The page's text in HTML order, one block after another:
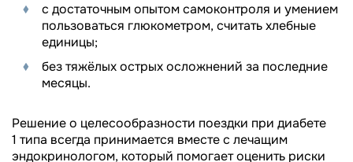
с достаточным опытом самоконтроля и умением
пользоваться глюкометром, считать хлебные
единицы;
без тяжёлых острых осложнений за последние
месяцы.
Решение о целесообразности поездки при диабете
1 типа всегда принимается вместе с лечащим
эндокринологом, который помогает оценить риски